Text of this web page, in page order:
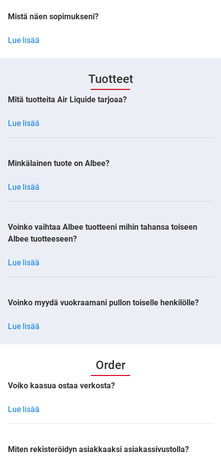
Mistä näen sopimukseni?
Lue lisää
Tuotteet
Mitä tuotteita Air Liquide tarjoaa?
Lue lisää
Minkälainen tuote on Albee?
Lue lisää
Voinko vaihtaa Albee tuotteeni mihin tahansa toiseen
Albee tuotteeseen?
Lue lisää
Voinko myydä vuokraamani pullon toiselle henkilölle?
Lue lisää
Order
Voiko kaasua ostaa verkosta?
Lue lisää
Miten rekisteröidyn asiakkaaksi asiakassivustolla?